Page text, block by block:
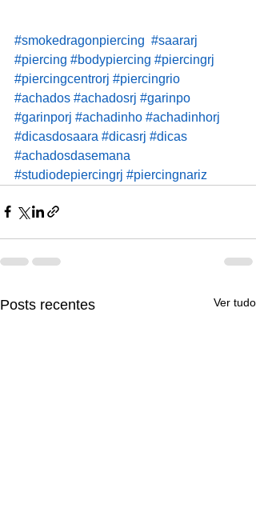
#smokedragonpiercing #saararj
#piercing #bodypiercing #piercingrj
#piercingcentrorj #piercingrio
#achados #achadosrj #garinpo
#garinporj #achadinho #achadinhorj
#dicasdosaara #dicasrj #dicas
#achadosdasemana
#studiodepiercingrj #piercingnariz
Posts recentes Ver tudo